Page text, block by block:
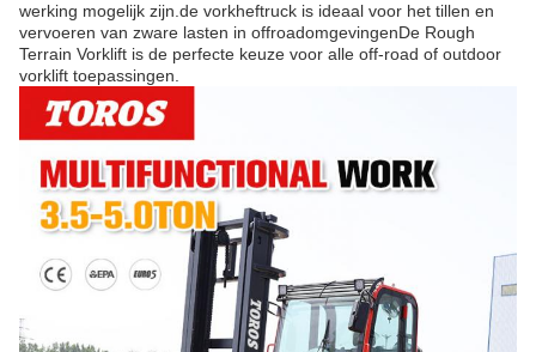
werking mogelijk zijn.de vorkheftruck is ideaal voor het tillen en
vervoeren van zware lasten in offroadomgevingenDe Rough
Terrain Vorklift is de perfecte keuze voor alle off-road of outdoor
vorklift toepassingen.